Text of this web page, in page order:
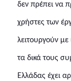
δεν πρέπει να
χρήστες των
λειτουργούν με
τα δικά τους
Ελλάδας έχει